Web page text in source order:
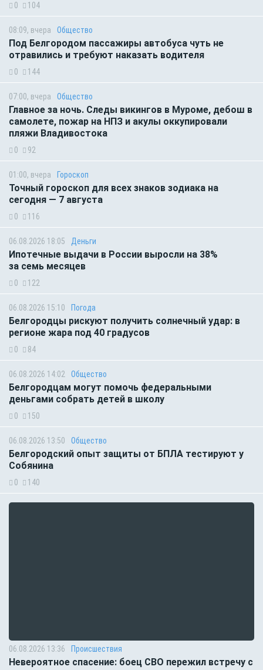
0 104
08:09, вчера Общество
Под Белгородом пассажиры автобуса чуть не
отравились и требуют наказать водителя
0 144
07:00, вчера Общество
Главное за ночь. Следы викингов в Муроме, дебош в
самолете, пожар на НПЗ и акулы оккупировали
пляжи Владивостока
0 92
01:00, вчера Гороскоп
Точный гороскоп для всех знаков зодиака на
сегодня — 7 августа
0 116
06.08.2026 18:05 Деньги
Ипотечные выдачи в России выросли на 38%
за семь месяцев
0 122
06.08.2026 15:10 Погода
Белгородцы рискуют получить солнечный удар: в
регионе жара под 40 градусов
0 84
06.08.2026 14:02 Общество
Белгородцам могут помочь федеральными
деньгами собрать детей в школу
0 150
06.08.2026 13:50 Общество
Белгородский опыт защиты от БПЛА тестируют у
Собянина
0 140
06.08.2026 13:36 Происшествия
Невероятное спасение: боец СВО пережил встречу с